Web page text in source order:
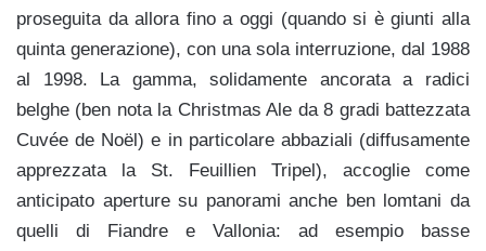
proseguita da allora fino a oggi (quando si è giunti alla
quinta generazione), con una sola interruzione, dal 1988
al 1998. La gamma, solidamente ancorata a radici
belghe (ben nota la Christmas Ale da 8 gradi battezzata
Cuvée de Noël) e in particolare abbaziali (diffusamente
apprezzata la St. Feuillien Tripel), accoglie come
anticipato aperture su panorami anche ben lomtani da
quelli di Fiandre e Vallonia: ad esempio basse